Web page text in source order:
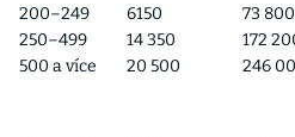
200–249
6150
73 800
250–499
14 350
172
500 a více
20 500 246